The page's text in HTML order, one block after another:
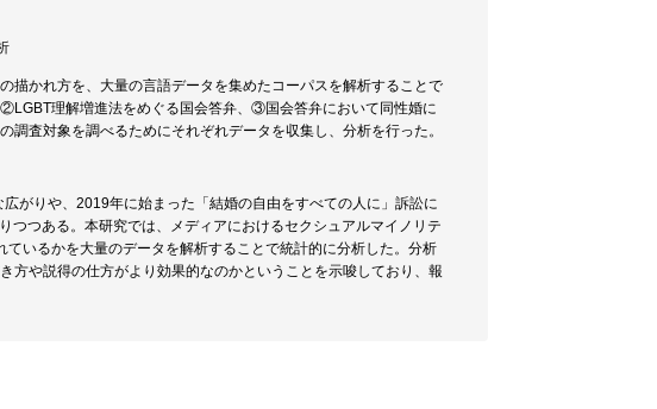
描かれ方を、大量の言語データを集めたコーパスを解析することで
理解増進法をめぐる国会答弁、③国会答弁において同性婚に
査対象を調べるためにそれぞれデータを収集し、分析を行った。
がりや、2019年に始まった「結婚の自由をすべての人に」訴訟に
つつある。本研究では、メディアにおけるセクシュアルマイノリテ
いるかを大量のデータを解析することで統計的に分析した。分析
方や説得の仕方がより効果的なのかということを示唆しており、報